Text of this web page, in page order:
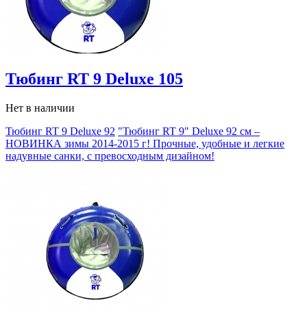
Тюбинг RT 9 Deluxe 105
Нет в наличии
Тюбинг RT 9 Deluxe 92 "Тюбинг RT 9" Deluxe 92 см –
НОВИНКА зимы 2014-2015 г! Прочные, удобные и легкие
надувные санки, с превосходным дизайном!